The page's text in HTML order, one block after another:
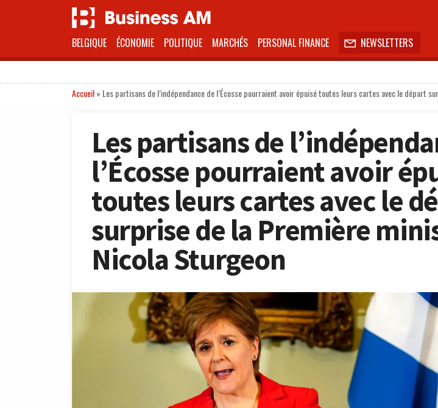
BELGIQUE ÉCONOMIE POLITIQUE MARCHÉS PERSONAL FINANCE  NEWSLETTERS
Accueil» Les partisans de l’indépendance de l’Écosse pourraient avoir épuisé toutes leurs cartes avec le départ
Les partisans de
l’Écosse pourraient avoir
toutes leurs cartes avec le
surprise de la Première
Nicola Sturgeon